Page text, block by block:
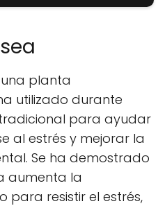
una planta
utilizado durante
para ayudar
al estrés y mejorar la
Se ha demostrado
aumenta la
resistir el estrés,